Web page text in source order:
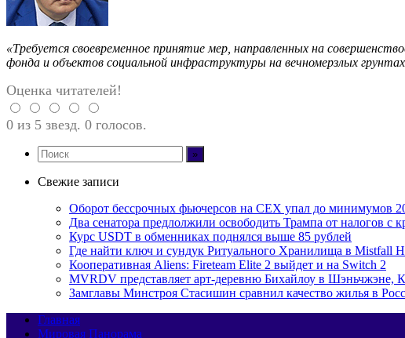
«Требуется своевременное принятие мер, направленных на
фонда и объектов социальной инфраструктуры на вечномерзлых
Оценка читателей!
0 из 5 звезд. 0 голосов.
Свежие записи
Оборот бессрочных фьючерсов на CEX упал до минимумов
Два сенатора предлолжили освободить Трампа от налогов с
Курс USDT в обменниках поднялся выше 85 рублей
Где найти ключ и сундук Ритуального Хранилища в Mistfall
Кооперативная Aliens: Fireteam Elite 2 выйдет и на Switch 2
MVRDV представляет арт-деревню Бихайлоу в Шэньчжэне,
Замглавы Минстроя Стасишин сравнил качество жилья в
Главная
Мировая Панорама